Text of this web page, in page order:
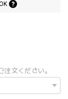
文ください。